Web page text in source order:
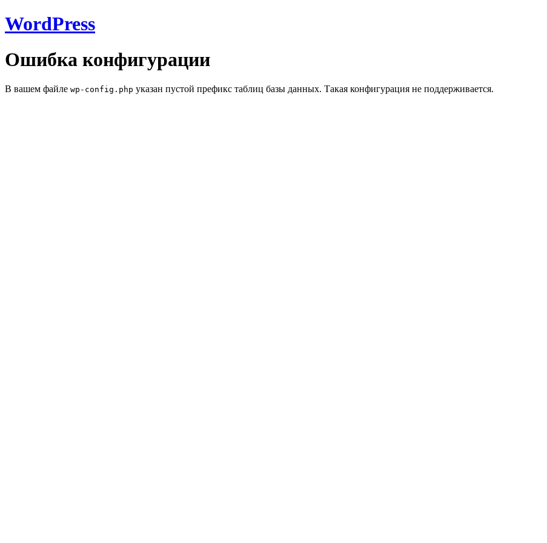
WordPress
Ошибка конфигурации
В вашем файле wp-config.php указан пустой префикс таблиц базы данных. Такая конфигурация не поддерживается.